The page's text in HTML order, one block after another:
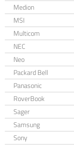
Medion
MSI
Multicom
NEC
Neo
Packard Bell
Panasonic
RoverBook
Sager
Samsung
Sony